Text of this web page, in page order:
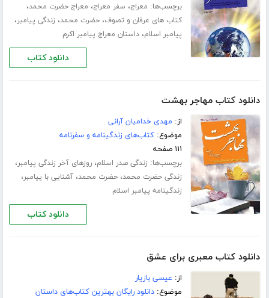
برچسب‌ها: معراج، سفر معراج، معراج حضرت محمد،
کتاب های عرفان و تصوف،حضرت محمد، زندگی پیامبر،
پیامبر اسلام،داستان معراج پیامبر اکرم
دانلود کتاب
دانلود کتاب مهاجر بهشت
از: مهدی خدامیان آرانی
موضوع:کتاب‌های زندگینامه و سفرنامه
۱۱۱ صفحه
برچسب‌ها: زندگی صدر اسلام،روزهای آخر زندگی پیامبر،
زندگی حضرت محمد،حضرت محمد،آشنایی با پیامبر،
زندگینامه پیامبر اسلام
دانلود کتاب
دانلود کتاب معبری برای عشق
از: عیسی بازیار
موضوع:دانلود رایگان بهترین کتاب‌های داستان